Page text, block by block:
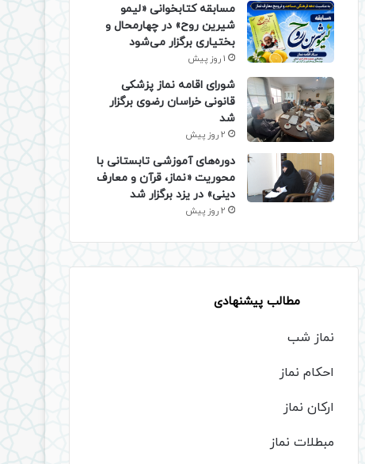
مسابقه کتابخوانی «لیمو
شیرین روح» در چهارمحال و
بختیاری برگزار می‌شود
1 روز پیش
شورای اقامه نماز پزشکی
قانونی خراسان رضوی برگزار
شد
2 روز پیش
دوره‌های آموزشی تابستانی با
محوریت «نماز، قرآن و معارف
دینی» در یزد برگزار شد
2 روز پیش
مطالب پیشنهادی
نماز شب
احکام نماز
ارکان نماز
مبطلات نماز